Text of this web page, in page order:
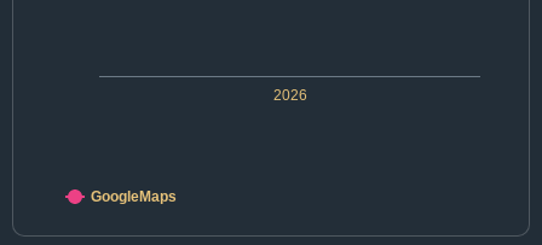
2026
GoogleMaps